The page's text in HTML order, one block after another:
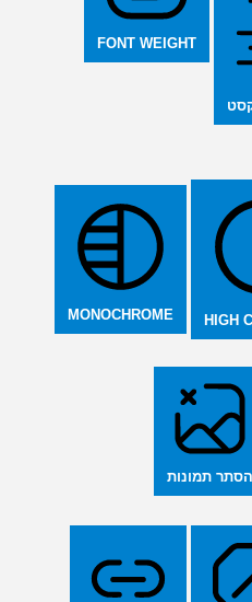
FONT WEIGHT
HIGH
MONOCHROME
הסתר תמונות